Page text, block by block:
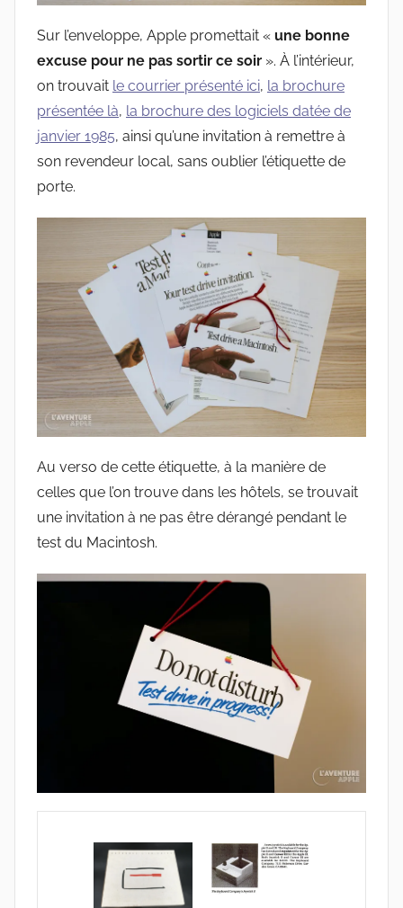
Sur l’enveloppe, Apple promettait « une bonne
excuse pour ne pas sortir ce soir ». À l’intérieur,
on trouvait le courrier présenté ici, la brochure
présentée là, la brochure des logiciels datée de
janvier 1985, ainsi qu’une invitation à remettre à
son revendeur local, sans oublier l’étiquette de
porte.
Au verso de cette étiquette, à la manière de
celles que l’on trouve dans les hôtels, se trouvait
une invitation à ne pas être dérangé pendant le
test du Macintosh.